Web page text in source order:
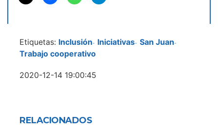
Etiquetas: Inclusión- Iniciativas- San Juan-
Trabajo cooperativo
2020-12-14 19:00:45
RELACIONADOS